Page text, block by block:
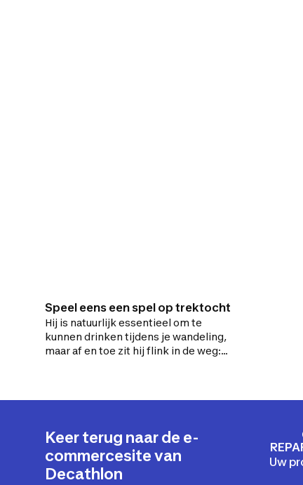
Speel eens een spel op trektocht
Hij is natuurlijk essentieel om te
kunnen drinken tijdens je wandeling,
maar af en toe zit hij flink in de weg:
Keer terug naar de e-
commercesite van
Decathlon
Uw